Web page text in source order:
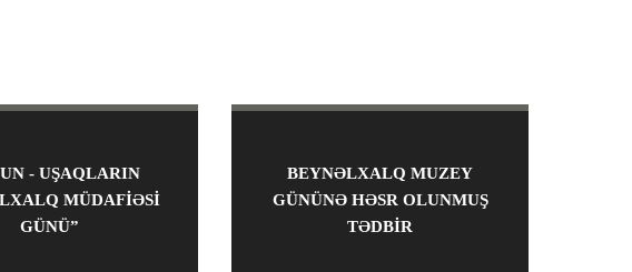
- UŞAQLARIN
MÜDAFIƏSI
GÜNÜ”
BEYNƏLXALQ MUZEY
GÜNÜNƏ HƏSR OLUNMUŞ
TƏDBIR